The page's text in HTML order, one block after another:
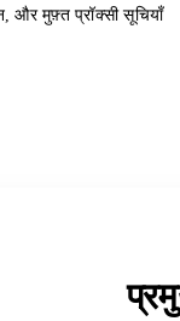
और मुफ़्त प्रॉक्सी सूचियाँ